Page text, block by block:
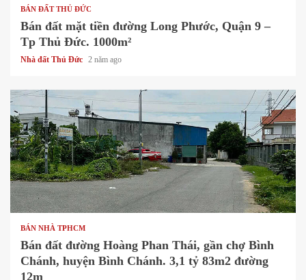
BÁN ĐẤT THỦ ĐỨC
Bán đất mặt tiền đường Long Phước, Quận 9 –
Tp Thủ Đức. 1000m²
Nhà đất Thủ Đức 2 năm ago
1 min read
BÁN NHÀ TPHCM
Bán đất đường Hoàng Phan Thái, gần chợ Bình
Chánh, huyện Bình Chánh. 3,1 tỷ 83m2 đường
12m